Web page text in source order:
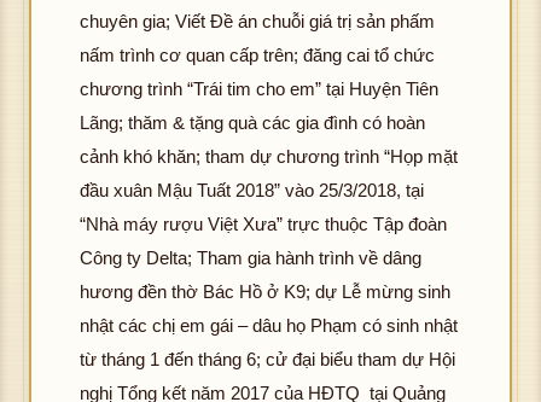
chuyên gia; Viết Đề án chuỗi giá trị sản phấm
nấm trình cơ quan cấp trên; đăng cai tổ chức
chương trình “Trái tim cho em” tại Huyện Tiên
Lãng; thăm & tặng quà các gia đình có hoàn
cảnh khó khăn; tham dự chương trình “Họp mặt
đầu xuân Mậu Tuất 2018” vào 25/3/2018, tại
“Nhà máy rượu Việt Xưa” trực thuộc Tập đoàn
Công ty Delta; Tham gia hành trình về dâng
hương đền thờ Bác Hồ ở K9; dự Lễ mừng sinh
nhật các chị em gái – dâu họ Phạm có sinh nhật
từ tháng 1 đến tháng 6; cử đại biểu tham dự Hội
nghị Tổng kết năm 2017 của HĐTQ tại Quảng